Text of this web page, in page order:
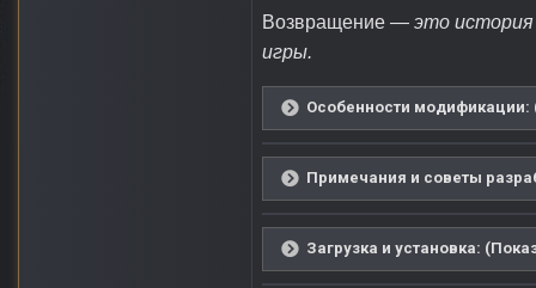
Возвращение — это история
игры.
Особенности модификации:
Примечания и советы
Загрузка и установка: